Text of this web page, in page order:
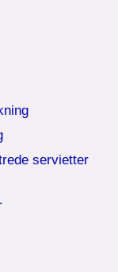
servietter